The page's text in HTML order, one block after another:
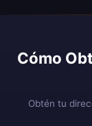
Cómo
Obtén tu